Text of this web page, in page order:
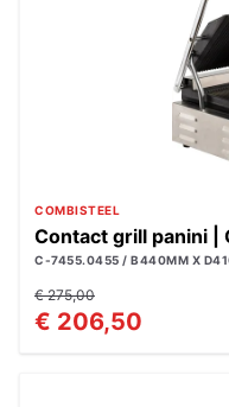
COMBISTEEL
Contact grill panini |
C-7455.0455 / B440MM X
€ 275,00
€ 206,50